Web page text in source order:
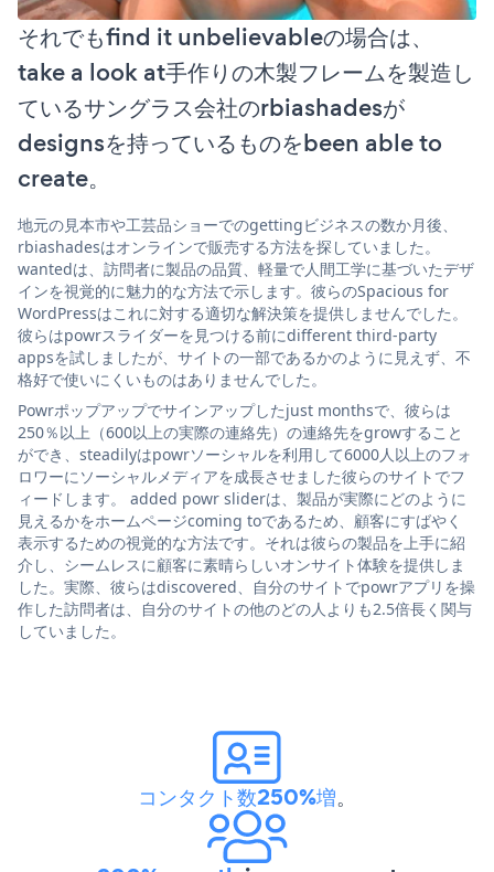
それでもfind it unbelievableの場合は、
take a look at手作りの木製フレームを製造し
ているサングラス会社のrbiashadesが
designsを持っているものをbeen able to
create。
地元の見本市や工芸品ショーでのgettingビジネスの数か月後、
rbiashadesはオンラインで販売する方法を探していました。
wantedは、訪問者に製品の品質、軽量で人間工学に基づいたデザ
インを視覚的に魅力的な方法で示します。彼らのSpacious for
WordPressはこれに対する適切な解決策を提供しませんでした。
彼らはpowrスライダーを見つける前にdifferent third-party
appsを試しましたが、サイトの一部であるかのように見えず、不
格好で使いにくいものはありませんでした。
Powrポップアップでサインアップしたjust monthsで、彼らは
250％以上（600以上の実際の連絡先）の連絡先をgrowすること
ができ、steadilyはpowrソーシャルを利用して6000人以上のフォ
ロワーにソーシャルメディアを成長させました彼らのサイトでフ
ィードします。 added powr sliderは、製品が実際にどのように
見えるかをホームページcoming toであるため、顧客にすばやく
表示するための視覚的な方法です。それは彼らの製品を上手に紹
介し、シームレスに顧客に素晴らしいオンサイト体験を提供しま
した。実際、彼らはdiscovered、自分のサイトでpowrアプリを操
作した訪問者は、自分のサイトの他のどの人よりも2.5倍長く関与
していました。
コンタクト数250%増。